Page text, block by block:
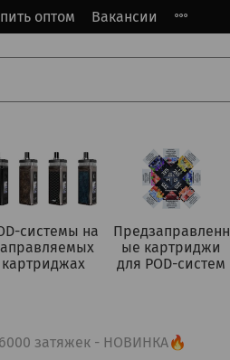
оптом Вакансии
системы на
картриджах
Предзаправленн
ые картриджи
для POD-систем
затяжек - НОВИНКА🔥